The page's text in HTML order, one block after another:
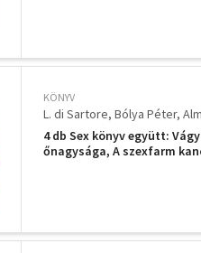
KÖNYV
L. di Sartore Bólya Péter
4 db Sex könyv együtt:
őnagysága, A szexfarm